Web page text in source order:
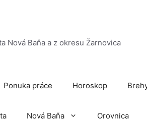
Nová Baňa a z okresu Žarnovica
Ponuka práce Horoskop
Nová Baňa Orovnica